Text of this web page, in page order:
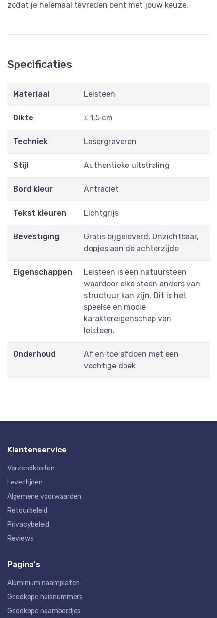
zodat je helemaal tevreden bent met jouw keuze.
Specificaties
Materiaal Leisteen
Dikte ± 1,5 cm
Techniek Lasergraveren
Stijl Authentieke uitstraling
Bord kleur Antraciet
Tekst kleuren Lichtgrijs
Bevestiging
Gratis bijgeleverd, Onzichtbaar,
dopjes aan de achterzijde
Eigenschappen
Leisteen is een natuursteen
waardoor elke steen anders van
structuur kan zijn. Dit is het
speelse en mooie
karaktereigenschap van
leisteen.
Onderhoud
Af en toe afdoen met een
vochtige doek
Klantenservice
Verzendkosten
Levertijden
Algemene voorwaarden
Retourbeleid
Privacybeleid
Reviews
Pagina's
Aluminium naamplaten
Goedkope huisnummers
Goedkope naambordjes